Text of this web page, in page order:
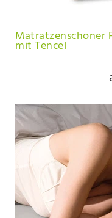
Matratzenschoner
mit Tencel